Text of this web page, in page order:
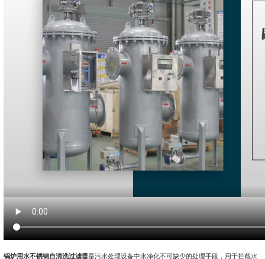
锅炉用水不锈钢自清洗过滤器是污水处理设备中水净化不可缺少的处理手段，用于拦截水